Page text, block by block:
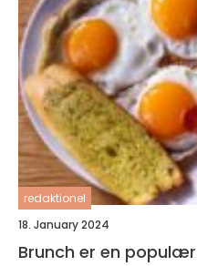
redaktionel
18. January 2024
Brunch er en